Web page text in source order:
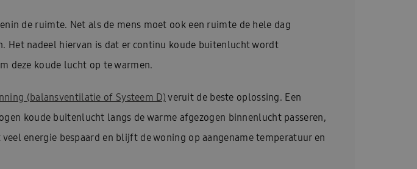
de ruimte. Net als de mens moet ook een ruimte de hele dag
Het nadeel hiervan is dat er continu koude buitenlucht wordt
deze koude lucht op te warmen.
(balansventilatie of Systeem D)veruit de beste oplossing. Een
koude buitenlucht langs de warme afgezogen binnenlucht passeren,
energie bespaard en blijft de woning op aangename temperatuur en